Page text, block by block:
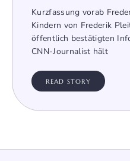
Kurzfassung vorab
Kindern von Frederik
öffentlich bestätigten
CNN-Journalist hält
READ STORY